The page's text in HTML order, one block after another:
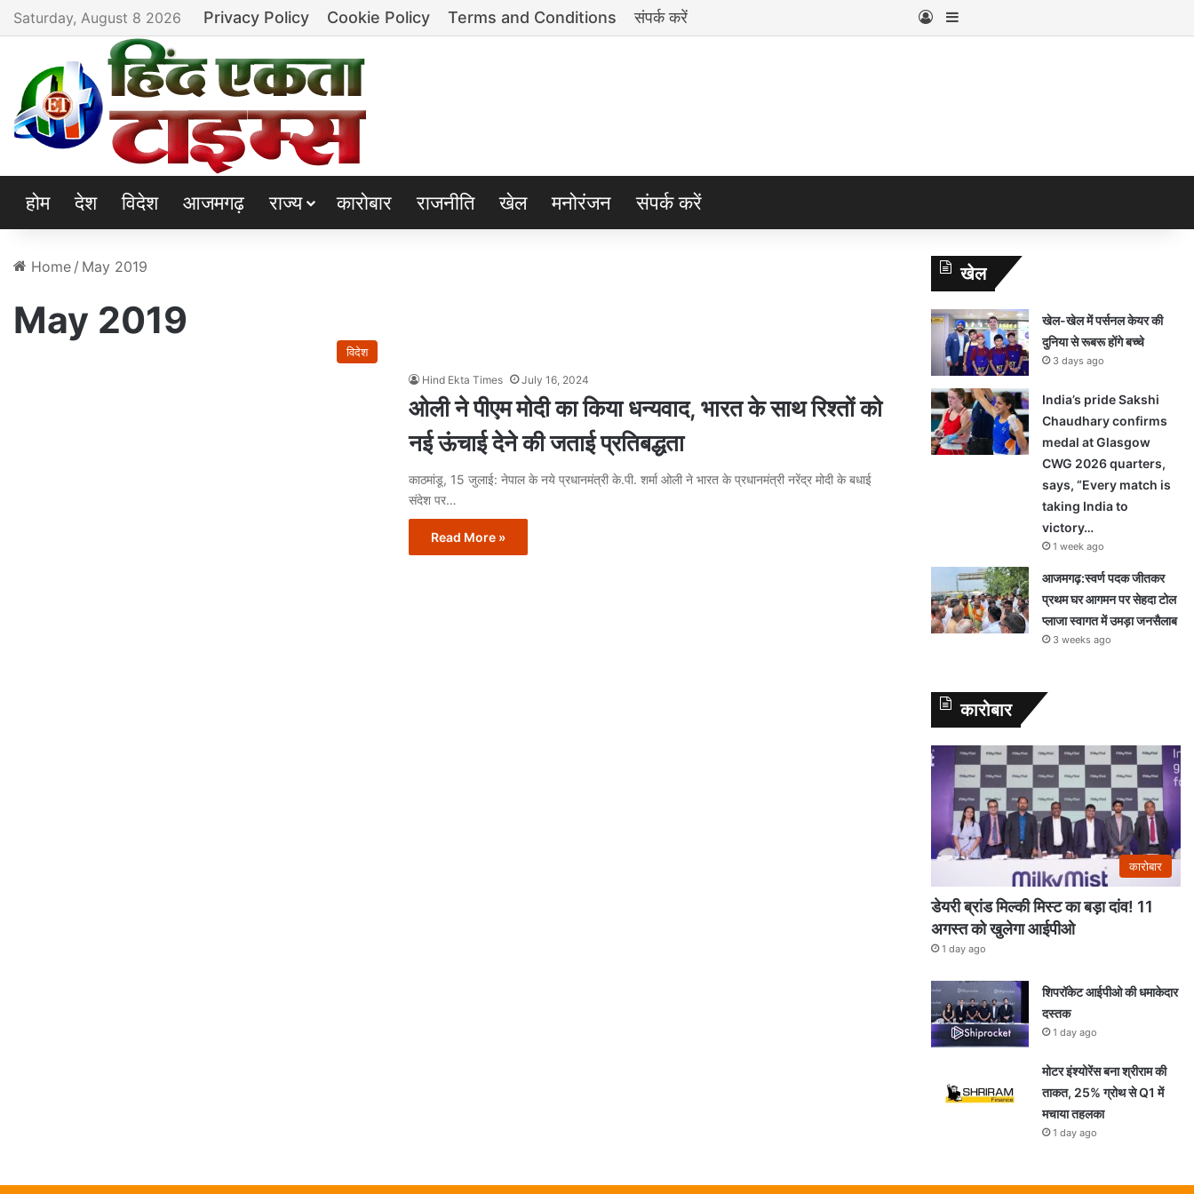
Saturday, August 8 2026 Privacy Policy Cookie Policy Terms and Conditions संपर्क करें Log InSidebar
होम देश विदेश आजमगढ़ राज्य कारोबार राजनीति खेल मनोरंजन संपर्क करें
Home / May 2019
May 2019
विदेश
Hind Ekta Times July 16, 2024
ओली ने पीएम मोदी का किया धन्यवाद, भारत के साथ रिश्तों को
नई ऊंचाई देने की जताई प्रतिबद्धता
काठमांडू, 15 जुलाई: नेपाल के नये प्रधानमंत्री के.पी. शर्मा ओली ने भारत के प्रधानमंत्री नरेंद्र मोदी के बधाई
संदेश पर…
Read More »
खेल
खेल-खेल में पर्सनल केयर की
दुनिया से रूबरू होंगे बच्चे
3 days ago
India’s pride Sakshi
Chaudhary confirms
medal at Glasgow
CWG 2026 quarters,
says, “Every match is
taking India to
victory…
1 week ago
आजमगढ़:स्वर्ण पदक जीतकर
प्रथम घर आगमन पर सेहदा टोल
प्लाजा स्वागत में उमड़ा जनसैलाब
3 weeks ago
कारोबार
कारोबार
डेयरी ब्रांड मिल्की मिस्ट का बड़ा दांव! 11
अगस्त को खुलेगा आईपीओ
1 day ago
शिपरॉकेट आईपीओ की धमाकेदार
दस्तक
1 day ago
मोटर इंश्योरेंस बना श्रीराम की
ताकत, 25% ग्रोथ से Q1 में
मचाया तहलका
1 day ago